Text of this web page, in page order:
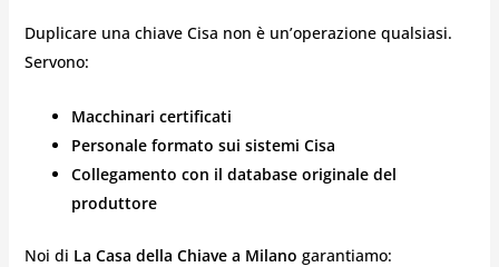
Duplicare una chiave Cisa non è un’operazione qualsiasi.
Servono:
Macchinari certificati
Personale formato sui sistemi Cisa
Collegamento con il database originale del
produttore
Noi di La Casa della Chiave a Milano garantiamo: